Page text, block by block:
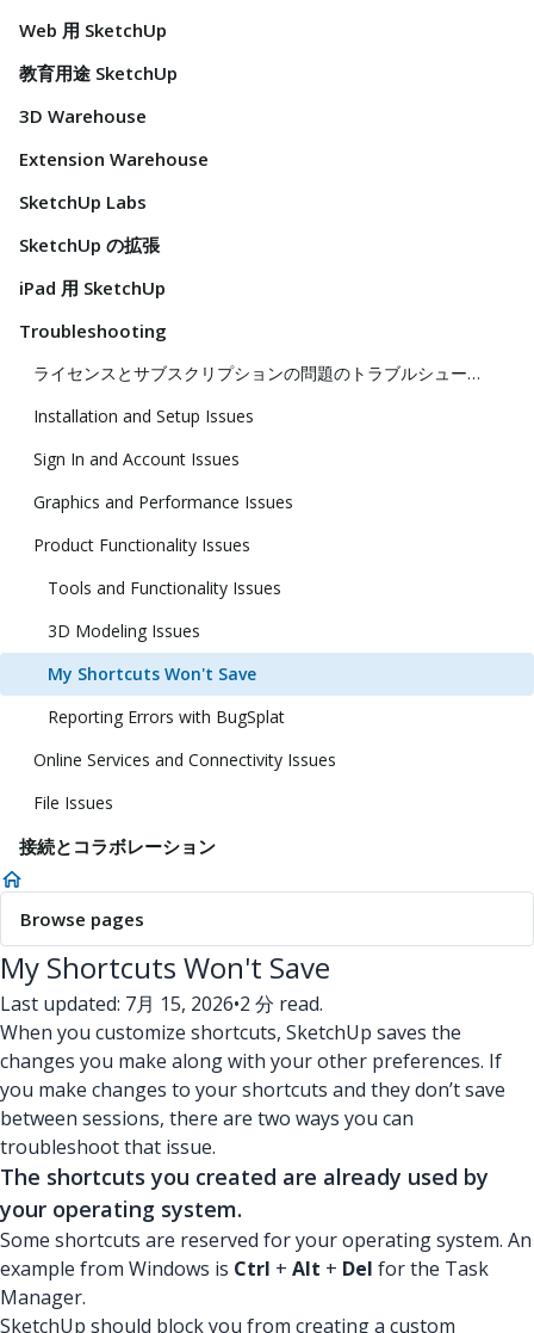
Web 用 SketchUp
教育用途 SketchUp
3D Warehouse
Extension Warehouse
SketchUp Labs
SketchUp の拡張
iPad 用 SketchUp
Troubleshooting
ライセンスとサブスクリプションの問題のトラブルシューティング
Installation and Setup Issues
Sign In and Account Issues
Graphics and Performance Issues
Product Functionality Issues
Tools and Functionality Issues
3D Modeling Issues
My Shortcuts Won't Save
Reporting Errors with BugSplat
Online Services and Connectivity Issues
File Issues
接続とコラボレーション
Browse pages
My Shortcuts Won't Save
Last updated: 7月 15, 2026•2 分 read.
When you customize shortcuts, SketchUp saves the
changes you make along with your other preferences. If
you make changes to your shortcuts and they don’t save
between sessions, there are two ways you can
troubleshoot that issue.
The shortcuts you created are already used by
your operating system.
Some shortcuts are reserved for your operating system. An
example from Windows is Ctrl + Alt + Del for the Task
Manager.
SketchUp should block you from creating a custom